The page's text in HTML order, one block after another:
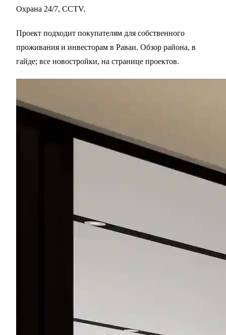
Охрана 24/7, CCTV.
Проект подходит покупателям для собственного
проживания и инвесторам в Раваи. Обзор района, в
гайде; все новостройки, на странице проектов.